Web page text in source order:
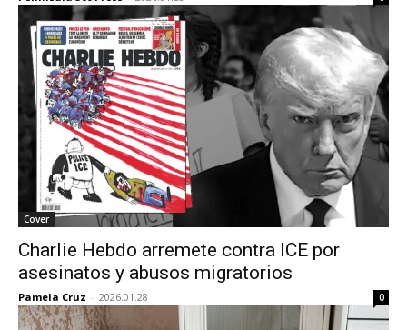
Cover
Charlie Hebdo arremete contra ICE por
asesinatos y abusos migratorios
Pamela Cruz - 2026.01.28 0